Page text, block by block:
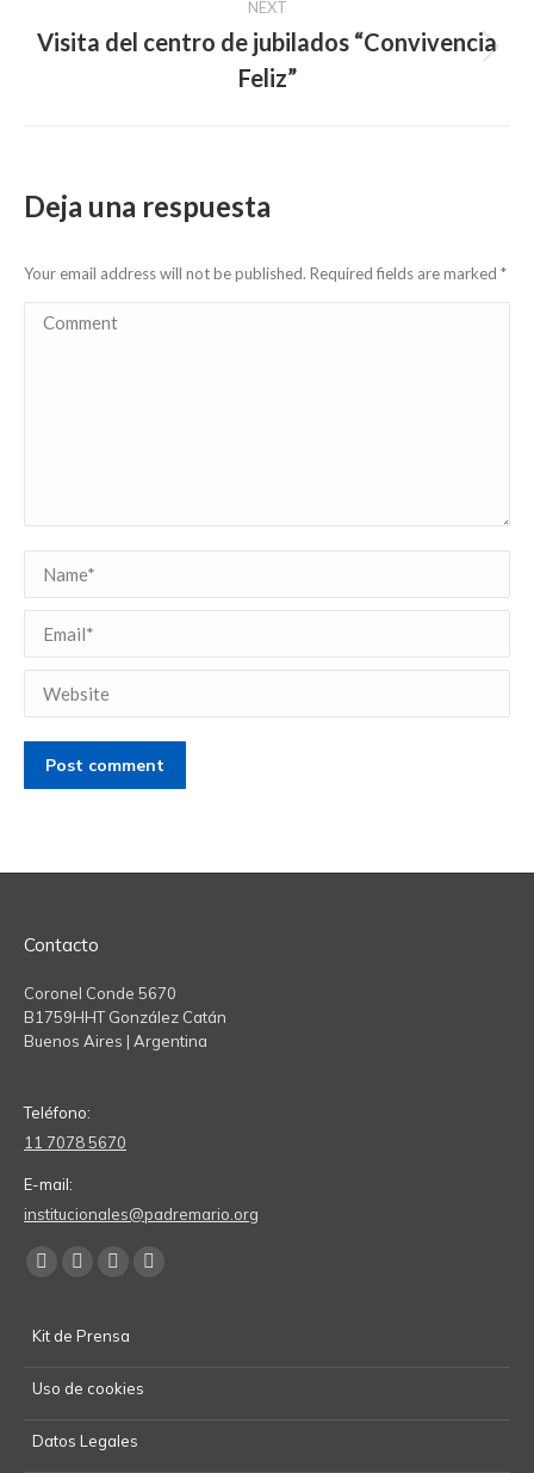
NEXT
Next
post:
Visita del centro de jubilados “Convivencia
Feliz”
Deja una respuesta
Your email address will not be published. Required fields are marked *
Comment
Name *
Email *
Website
Post comment
Contacto
Coronel Conde 5670
B1759HHT González Catán
Buenos Aires | Argentina
Teléfono:
11 7078 5670
E-mail:
institucionales@padremario.org
Find us on:
opens
in
new
window
opens
in
new
window
opens
in
new
window
in
Kit de Prensa
Uso de cookies
Datos Legales